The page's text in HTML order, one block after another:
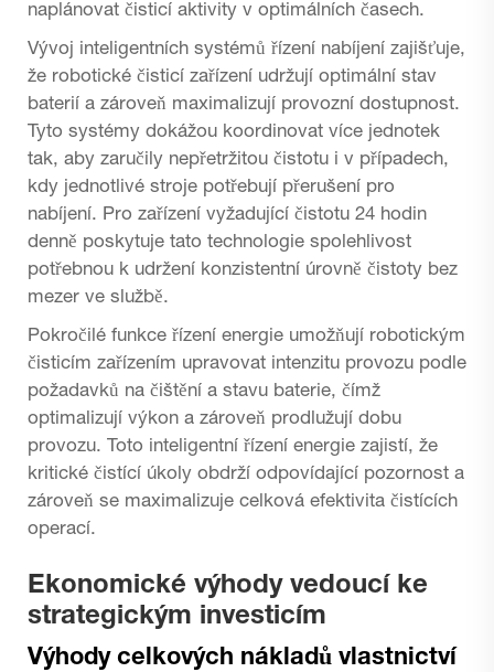
naplánovat čisticí aktivity v optimálních časech.
Vývoj inteligentních systémů řízení nabíjení zajišťuje,
že robotické čisticí zařízení udržují optimální stav
baterií a zároveň maximalizují provozní dostupnost.
Tyto systémy dokážou koordinovat více jednotek
tak, aby zaručily nepřetržitou čistotu i v případech,
kdy jednotlivé stroje potřebují přerušení pro
nabíjení. Pro zařízení vyžadující čistotu 24 hodin
denně poskytuje tato technologie spolehlivost
potřebnou k udržení konzistentní úrovně čistoty bez
mezer ve službě.
Pokročilé funkce řízení energie umožňují robotickým
čisticím zařízením upravovat intenzitu provozu podle
požadavků na čištění a stavu baterie, čímž
optimalizují výkon a zároveň prodlužují dobu
provozu. Toto inteligentní řízení energie zajistí, že
kritické čistící úkoly obdrží odpovídající pozornost a
zároveň se maximalizuje celková efektivita čistících
operací.
Ekonomické výhody vedoucí ke
strategickým investicím
Výhody celkových nákladů vlastnictví